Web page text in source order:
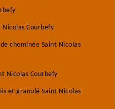
Courbefy
cheminée Saint Nicolas
Nicolas Courbefy
et granulé Saint Nicolas